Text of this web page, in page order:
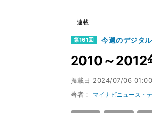
連載
第161回 今週のデジタ
2010～2012
掲載日 2024/07/06 01:00
著者： マイナビニュース・